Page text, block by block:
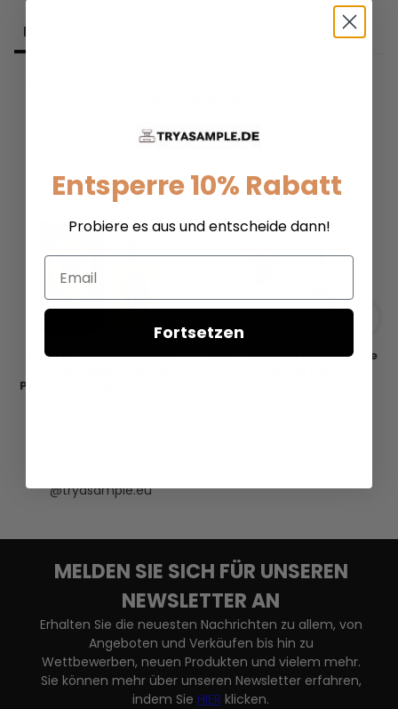
Produkt­beschreibung Produkt­zutaten
Etat Libre dOrange Bijou
Parfum - Duftprobe - 5 ml
Etat Libre DOrange Fils De
@tryasample.eu
MELDEN SIE SICH FÜR UNSEREN
NEWSLETTER AN
Erhalten Sie die neuesten Nachrichten zu allem, von
Angeboten und Verkäufen bis hin zu
Wettbewerben, neuen Produkten und vielem mehr.
Sie können mehr über unseren Newsletter erfahren,
indem SieHIER klicken.
Entsperre 10% Rabatt
Probiere es aus und entscheide dann!
Email
Fortsetzen